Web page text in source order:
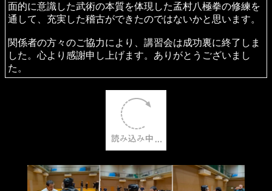
面的に意識した武術の本質を体現した孟村八極拳の修練を
通して、充実した稽古ができたのではないかと思います。
関係者の方々のご協力により、講習会は成功裏に終了しま
した。心より感謝申し上げます。ありがとうございまし
た。